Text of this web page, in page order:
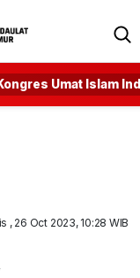
Umat Islam
, 26 Oct 2023, 10:28 WIB